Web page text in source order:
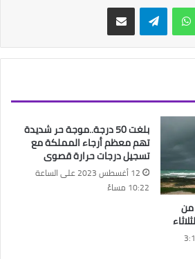
واتساب تيلقرام مشاركة عبر البريد
من
الساعة 3:15
بلغت 50 درجة..موجة حر شديدة
تهم معظم أرجاء المملكة مع
تسجيل درجات حرارة قصوى
12 أغسطس 2023 على الساعة
10:22 مساءً